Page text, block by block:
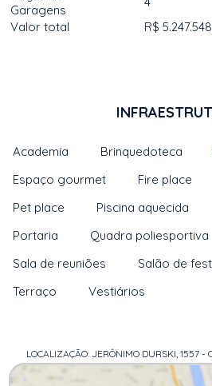
Garagens
Valor total
R$
Academia Brinquedoteca
Espaço gourmet
Fire place
Pet place
Piscina aquecida
Portaria
Quadra poliesportiva
Sala de reuniões
Salão de
Terraço
Vestiários
LOCALIZAÇÃO: JERÔNIMO DURSKI, 1557